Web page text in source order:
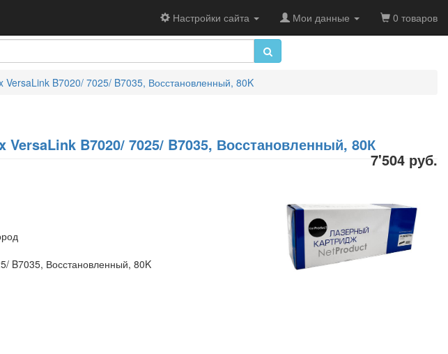
Настройки сайта Мои данные 0 товаров
B7020/ 7025/ B7035, Восстановленный, 80K
B7020/ 7025/ B7035, Восстановленный, 80К
7'504 руб.
B7035, Восстановленный, 80K